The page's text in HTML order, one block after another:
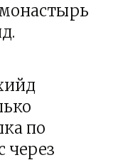
по
через